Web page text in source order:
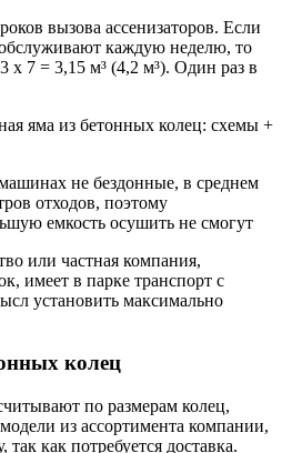
вызова ассенизаторов. Если
каждую неделю, то
х 7 = 3,15 м³ (4,2 м³). Один раз в
не бездонные, в среднем
отходов, поэтому
емкость осушить не смогут
или частная компания,
имеет в парке транспорт с
установить максимально
колец
по размерам колец,
из ассортимента компании,
как потребуется доставка.